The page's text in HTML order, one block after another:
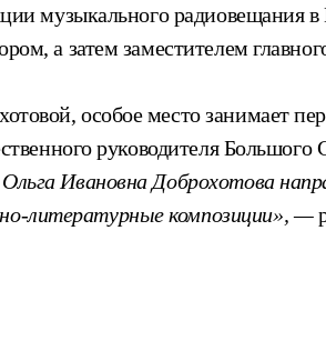
музыкального радиовещания
а затем заместителем
особое место занимает
руководителя
Ивановна Доброхотова
литературные композиции», —